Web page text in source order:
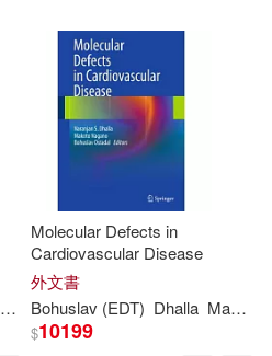
Naranjan S.
Molecular Defects in
Cardiovascular Disease
外文書
Bohuslav (EDT) Dhalla Makoto (EDT)/ Ostadal
$10199